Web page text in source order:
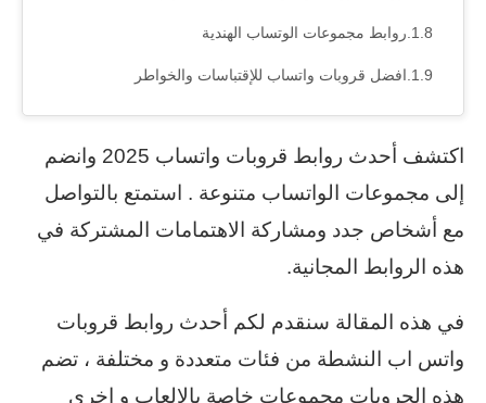
روابط مجموعات الوتساب الهندية
افضل قروبات واتساب للإقتباسات والخواطر
اكتشف أحدث روابط قروبات واتساب 2025 وانضم
إلى مجموعات الواتساب متنوعة . استمتع بالتواصل
مع أشخاص جدد ومشاركة الاهتمامات المشتركة في
هذه الروابط المجانية.
في هذه المقالة سنقدم لكم أحدث روابط قروبات
واتس اب النشطة من فئات متعددة و مختلفة ، تضم
هذه الجروبات مجموعات خاصة بالالعاب و اخرى